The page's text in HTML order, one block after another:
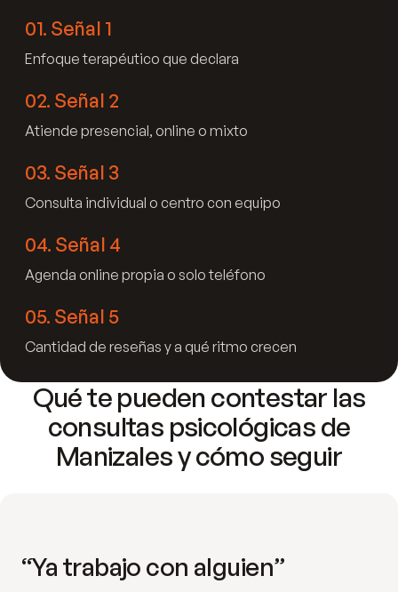
01. Señal 1
Enfoque terapéutico que declara
02. Señal 2
Atiende presencial, online o mixto
03. Señal 3
Consulta individual o centro con equipo
04. Señal 4
Agenda online propia o solo teléfono
05. Señal 5
Cantidad de reseñas y a qué ritmo crecen
Qué te pueden contestar las
consultas psicológicas de
Manizales y cómo seguir
“Ya trabajo con alguien”